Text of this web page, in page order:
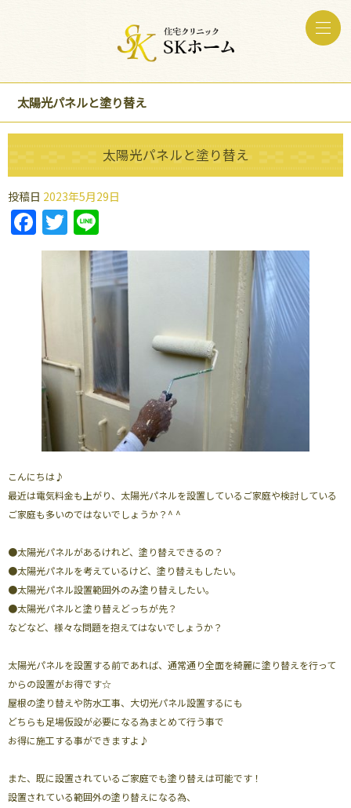
太陽光パネルと塗り替え
太陽光パネルと塗り替え
投稿日 2023年5月29日
Facebook
Twitter
こんにちは♪
最近は電気料金も上がり、太陽光パネルを設置しているご家庭や検討している
ご家庭も多いのではないでしょうか？^ ^
●太陽光パネルがあるけれど、塗り替えできるの？
●太陽光パネルを考えているけど、塗り替えもしたい。
●太陽光パネル設置範囲外のみ塗り替えしたい。
●太陽光パネルと塗り替えどっちが先？
などなど、様々な問題を抱えてはないでしょうか？
太陽光パネルを設置する前であれば、通常通り全面を綺麗に塗り替えを行って
からの設置がお得です☆
屋根の塗り替えや防水工事、大切光パネル設置するにも
どちらも足場仮設が必要になる為まとめて行う事で
お得に施工する事ができますよ♪
また、既に設置されているご家庭でも塗り替えは可能です！
設置されている範囲外の塗り替えになる為、